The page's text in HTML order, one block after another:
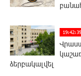
ձերբակալվել